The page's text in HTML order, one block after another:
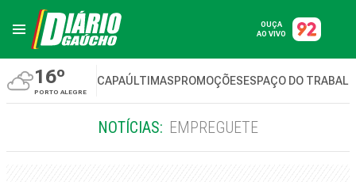
OUÇA
AO VIVO
16º
PORTO ALEGRE
CAPAÚLTIMASPROMOÇÕESESPAÇO DO
NOTÍCIAS: EMPREGUETE